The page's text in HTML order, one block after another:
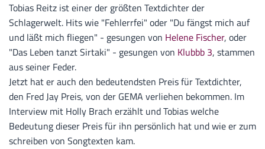
Tobias Reitz ist einer der größten Textdichter der
Schlagerwelt. Hits wie "Fehlerrfei" oder "Du fängst mich auf
und läßt mich fliegen" - gesungen von Helene Fischer, oder
"Das Leben tanzt Sirtaki" - gesungen von Klubbb 3, stammen
aus seiner Feder.
Jetzt hat er auch den bedeutendsten Preis für Textdichter,
den Fred Jay Preis, von der GEMA verliehen bekommen. Im
Interview mit Holly Brach erzählt und Tobias welche
Bedeutung dieser Preis für ihn persönlich hat und wie er zum
schreiben von Songtexten kam.